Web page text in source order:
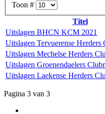
Toon #
Titel
Uitslagen BHCN KCM 2021
Uitslagen Tervuerense Herders
Uitslagen Mechelse Herders
Uitslagen Groenendaelers
Uitslagen Laekense Herders
Pagina 3 van 3